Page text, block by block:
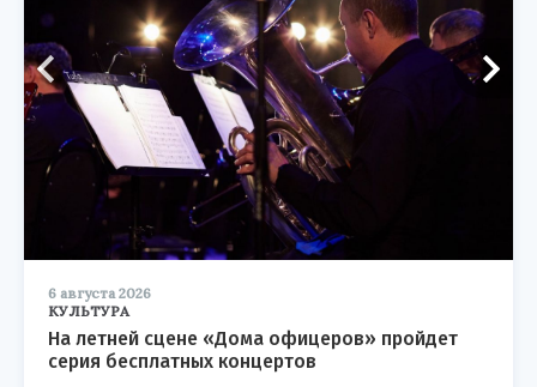
6 августа 2026
КУЛЬТУРА
На летней сцене «Дома офицеров» пройдет
серия бесплатных концертов